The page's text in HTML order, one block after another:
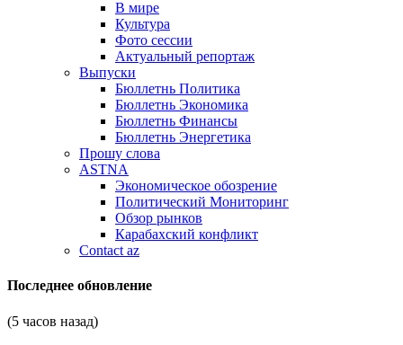
В мире
Культура
Фото сессии
Актуальный репортаж
Выпуски
Бюллетнь Политика
Бюллетнь Экономика
Бюллетнь Финансы
Бюллетнь Энергетика
Прошу слова
ASTNA
Экономическое обозрение
Политический Мониторинг
Обзор рынков
Карабахский конфликт
Contact az
Последнее обновление
(5 часов назад)